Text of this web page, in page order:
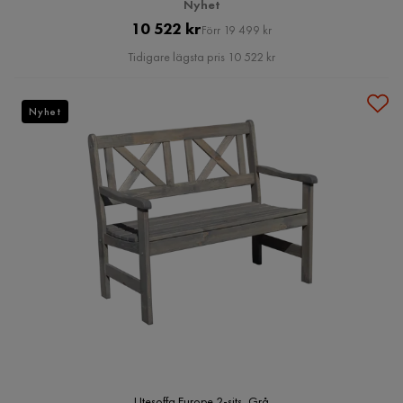
Nyhet
Pris
10 522 krOriginal
Pris
Förr 19 499 kr
Tidigare lägsta pris 10 522 kr
Nyhet